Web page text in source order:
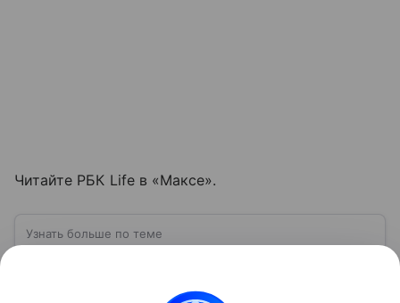
Читайте РБК Life в «Максе».
Узнать больше по теме
США — государство в Северной Америке,